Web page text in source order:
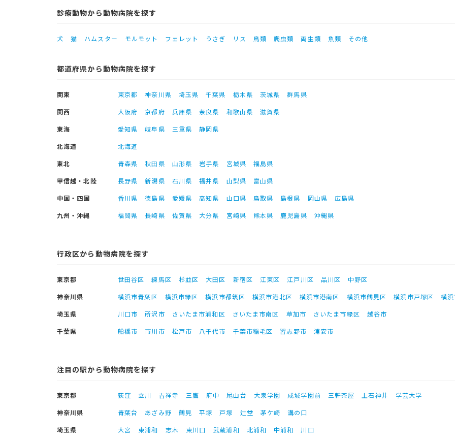
診療動物から動物病院を探す
犬 猫 ハムスター モルモット フェレット うさぎ リス 鳥類 爬虫類 両生類 魚類 その他
都道府県から動物病院を探す
関東 東京都 神奈川県 埼玉県 千葉県 栃木県 茨城県
群馬県
関西
大阪府 京都府 兵庫県 奈良県 和歌山県
滋賀県
東海
愛知県 岐阜県 三重県
静岡県
北海道
北海道
東北
青森県 秋田県 山形県 岩手県 宮城県
福島県
甲信越・北陸
長野県 新潟県 石川県 福井県 山梨県
富山県
中国・四国
香川県 徳島県 愛媛県 高知県 山口県 鳥取県 島根県 岡山県
広島県
九州・沖縄
福岡県 長崎県 佐賀県 大分県 宮崎県 熊本県 鹿児島県 沖縄県
行政区から動物病院を探す
東京都 世田谷区 練馬区 杉並区 大田区 新宿区 江東区 江戸川区 品川区
中野区
神奈川県
横浜市青葉区 横浜市緑区 横浜市都筑区 横浜市港北区 横浜市港南区 横浜市鶴見区 横浜市戸塚区
横
埼玉県
川口市 所沢市 さいたま市浦和区 さいたま市南区 草加市 さいたま市緑区
越谷市
千葉県
船橋市 市川市 松戸市 八千代市 千葉市稲毛区 習志野市 浦安市
注目の駅から動物病院を探す
東京都 荻窪 立川 吉祥寺 三鷹 府中 尾山台 大泉学園 成城学園前 三軒茶屋 上石神井
学芸大学
神奈川県
青葉台 あざみ野 鶴見 平塚 戸塚 辻堂 茅ケ崎
溝の口
埼玉県
大宮 東浦和 志木 東川口 武蔵浦和 北浦和 中浦和
川口